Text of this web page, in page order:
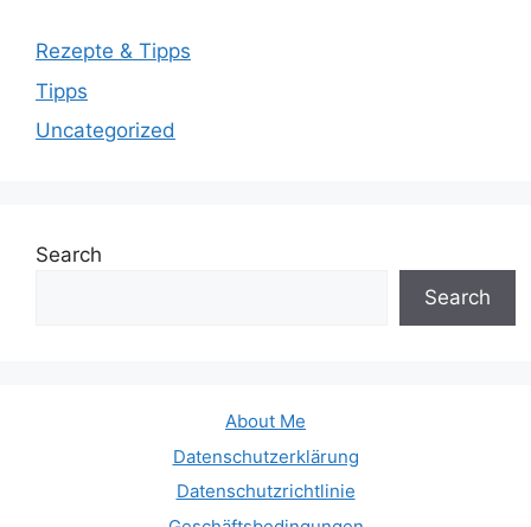
Rezepte & Tipps
Tipps
Uncategorized
Search
Search
About Me
Datenschutzerklärung
Datenschutzrichtlinie